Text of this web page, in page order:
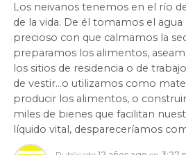
Los neivanos tenemos en el río
de la vida. De él tomamos el
precioso con que calmamos la
preparamos los alimentos,
los sitios de residencia o de
de vestir…o utilizamos como
producir los alimentos, o
miles de bienes que facilitan
líquido vital, despareceríamos